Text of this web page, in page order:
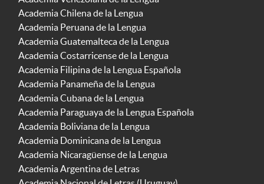
Academia Chilena de la Lengua
Academia Peruana de la Lengua
Academia Guatemalteca de la Lengua
Academia Costarricense de la Lengua
Academia Filipina de la Lengua Española
Academia Panameña de la Lengua
Academia Cubana de la Lengua
Academia Paraguaya de la Lengua Española
Academia Boliviana de la Lengua
Academia Dominicana de la Lengua
Academia Nicaragüense de la Lengua
Academia Argentina de Letras